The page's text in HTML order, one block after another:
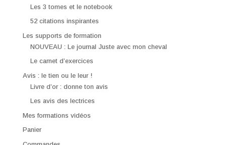
Les 3 tomes et le notebook
52 citations inspirantes
Les supports de formation
NOUVEAU : Le journal Juste avec mon cheval
Le carnet d’exercices
Avis : le tien ou le leur !
Livre d’or : donne ton avis
Les avis des lectrices
Mes formations vidéos
Panier